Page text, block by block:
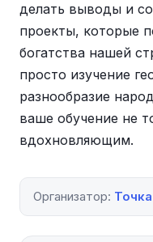
делать выводы и
проекты, которые
богатства нашей
просто изучение
разнообразие
ваше обучение не
вдохновляющим.
Организатор: